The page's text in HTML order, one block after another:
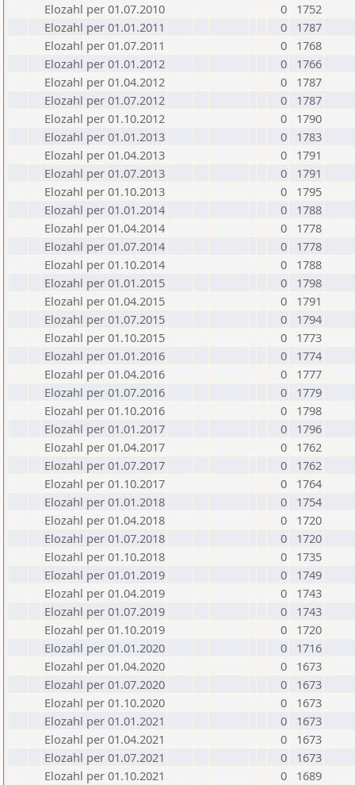
Elozahl per 01.07.2010
0
1752
Elozahl per 01.01.2011
0
1787
Elozahl per 01.07.2011
0
1768
Elozahl per 01.01.2012
0
1766
Elozahl per 01.04.2012
0
1787
Elozahl per 01.07.2012
0
1787
Elozahl per 01.10.2012
0
1790
Elozahl per 01.01.2013
0
1783
Elozahl per 01.04.2013
0
1791
Elozahl per 01.07.2013
0
1791
Elozahl per 01.10.2013
0
1795
Elozahl per 01.01.2014
0
1788
Elozahl per 01.04.2014
0
1778
Elozahl per 01.07.2014
0
1778
Elozahl per 01.10.2014
0
1788
Elozahl per 01.01.2015
0
1798
Elozahl per 01.04.2015
0
1791
Elozahl per 01.07.2015
0
1794
Elozahl per 01.10.2015
0
1773
Elozahl per 01.01.2016
0
1774
Elozahl per 01.04.2016
0
1777
Elozahl per 01.07.2016
0
1779
Elozahl per 01.10.2016
0
1798
Elozahl per 01.01.2017
0
1796
Elozahl per 01.04.2017
0
1762
Elozahl per 01.07.2017
0
1762
Elozahl per 01.10.2017
0
1764
Elozahl per 01.01.2018
0
1754
Elozahl per 01.04.2018
0
1720
Elozahl per 01.07.2018
0
1720
Elozahl per 01.10.2018
0
1735
Elozahl per 01.01.2019
0
1749
Elozahl per 01.04.2019
0
1743
Elozahl per 01.07.2019
0
1743
Elozahl per 01.10.2019
0
1720
Elozahl per 01.01.2020
0
1716
Elozahl per 01.04.2020
0
1673
Elozahl per 01.07.2020
0
1673
Elozahl per 01.10.2020
0
1673
Elozahl per 01.01.2021
0
1673
Elozahl per 01.04.2021
0
1673
Elozahl per 01.07.2021
0
1673
Elozahl per 01.10.2021
0
1689